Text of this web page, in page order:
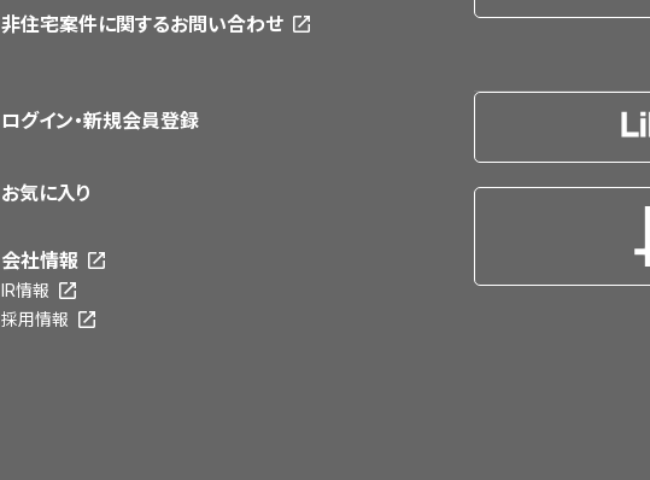
非住宅案件に関するお問い合わせ
ログイン・新規会員登録
お気に入り
会社情報
IR情報
採用情報